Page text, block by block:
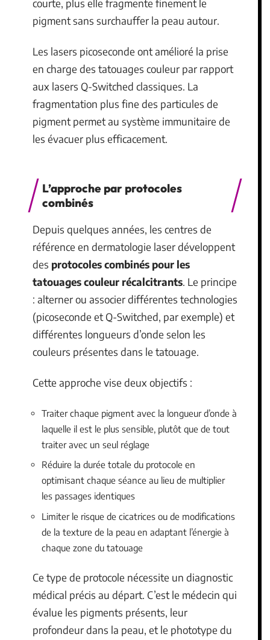
courte, plus elle fragmente finement le
pigment sans surchauffer la peau autour.
Les lasers picoseconde ont amélioré la prise
en charge des tatouages couleur par rapport
aux lasers Q-Switched classiques. La
fragmentation plus fine des particules de
pigment permet au système immunitaire de
les évacuer plus efficacement.
L’approche par protocoles
combinés
Depuis quelques années, les centres de
référence en dermatologie laser développent
des protocoles combinés pour les
tatouages couleur récalcitrants. Le principe
: alterner ou associer différentes technologies
(picoseconde et Q-Switched, par exemple) et
différentes longueurs d’onde selon les
couleurs présentes dans le tatouage.
Cette approche vise deux objectifs :
Traiter chaque pigment avec la longueur d’onde à
laquelle il est le plus sensible, plutôt que de tout
traiter avec un seul réglage
Réduire la durée totale du protocole en
optimisant chaque séance au lieu de multiplier
les passages identiques
Limiter le risque de cicatrices ou de modifications
de la texture de la peau en adaptant l’énergie à
chaque zone du tatouage
Ce type de protocole nécessite un diagnostic
médical précis au départ. C’est le médecin qui
évalue les pigments présents, leur
profondeur dans la peau, et le phototype du